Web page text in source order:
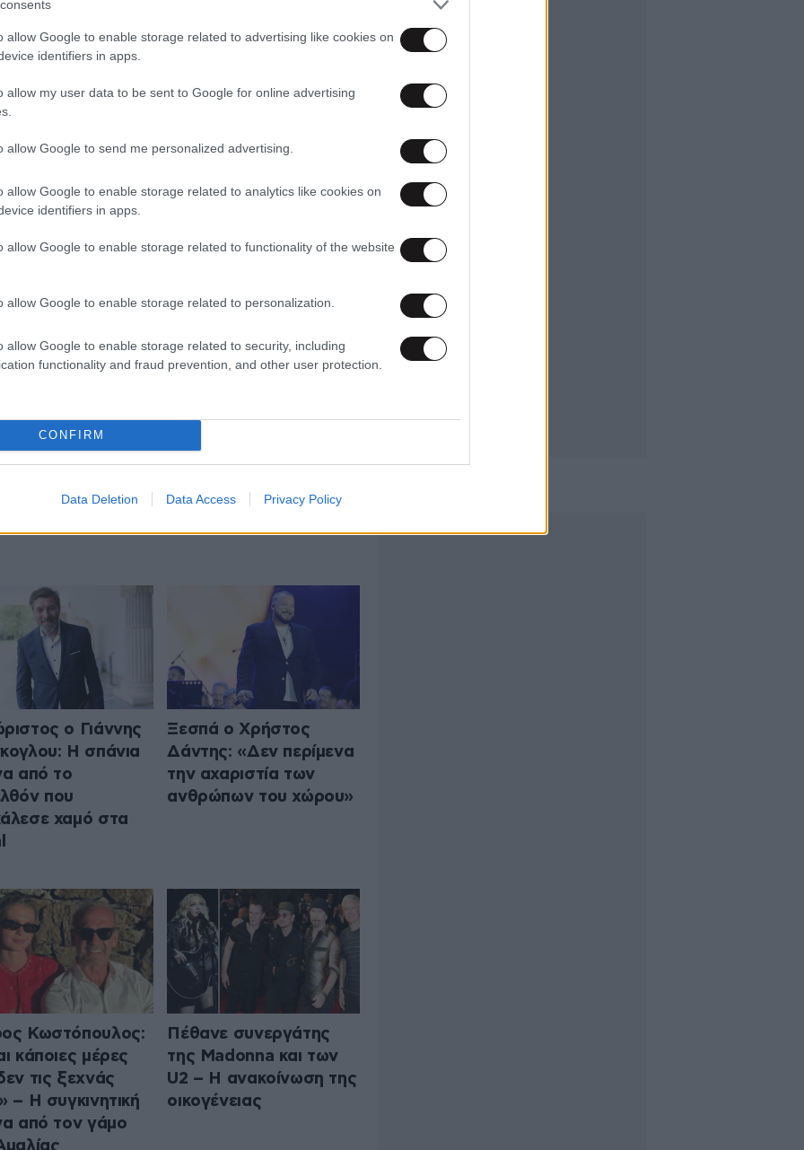
allow Google to enable storage related to advertising like cookies on
identifiers in apps.
allow my user data to be sent to Google for online advertising
allow Google to send me personalized advertising.
allow Google to enable storage related to analytics like cookies on
identifiers in apps.
allow Google to enable storage related to functionality of the website
allow Google to enable storage related to personalization.
allow Google to enable storage related to security, including
functionality and fraud prevention, and other user protection.
CONFIRM
Data Deletion Data Access Privacy Policy
Paparizou (@helenapaparizouofficial)
LIFESTYLE ΟΛΑ ΤΑ ΑΡΘΡΑ
ο Γιάννης
Η σπάνια
από το
που
χαμό στα
Ξεσπά ο Χρήστος
Δάντης: «Δεν περίμενα
την αχαριστία των
ανθρώπων του χώρου»
Κωστόπουλος:
κάποιες μέρες
τις ξεχνάς
– Η συγκινητική
από τον γάμο
Πέθανε συνεργάτης
της Madonna και των
U2 – Η ανακοίνωση της
οικογένειας